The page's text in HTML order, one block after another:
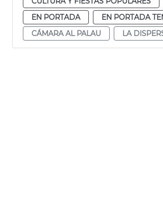
EN PORTADA
EN PORTADA
CÁMARA AL PALAU
LA